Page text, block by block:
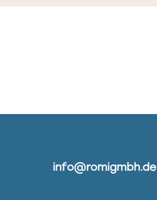
info@romigmbh.de